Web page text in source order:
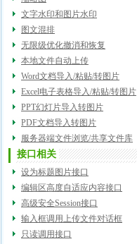
文字水印和图片水印
图文混排
无限级优化撤消和恢复
本地文件自动上传
Word文档导入/粘贴/转图片
Excel电子表格导入/粘贴/转图片
PPT幻灯片导入转图片
PDF文档导入转图片
服务器端文件浏览/共享文件库
接口相关
设为标题图片接口
编辑区高度自适应内容接口
高级安全Session接口
输入框调用上传文件对话框
只读调用接口